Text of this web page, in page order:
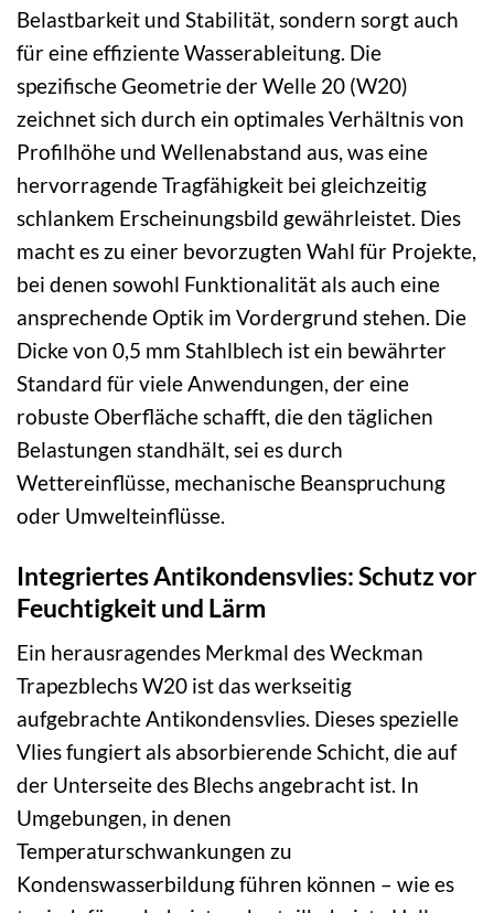
Belastbarkeit und Stabilität, sondern sorgt auch
für eine effiziente Wasserableitung. Die
spezifische Geometrie der Welle 20 (W20)
zeichnet sich durch ein optimales Verhältnis von
Profilhöhe und Wellenabstand aus, was eine
hervorragende Tragfähigkeit bei gleichzeitig
schlankem Erscheinungsbild gewährleistet. Dies
macht es zu einer bevorzugten Wahl für Projekte,
bei denen sowohl Funktionalität als auch eine
ansprechende Optik im Vordergrund stehen. Die
Dicke von 0,5 mm Stahlblech ist ein bewährter
Standard für viele Anwendungen, der eine
robuste Oberfläche schafft, die den täglichen
Belastungen standhält, sei es durch
Wettereinflüsse, mechanische Beanspruchung
oder Umwelteinflüsse.
Integriertes Antikondensvlies: Schutz vor
Feuchtigkeit und Lärm
Ein herausragendes Merkmal des Weckman
Trapezblechs W20 ist das werkseitig
aufgebrachte Antikondensvlies. Dieses spezielle
Vlies fungiert als absorbierende Schicht, die auf
der Unterseite des Blechs angebracht ist. In
Umgebungen, in denen
Temperaturschwankungen zu
Kondenswasserbildung führen können – wie es